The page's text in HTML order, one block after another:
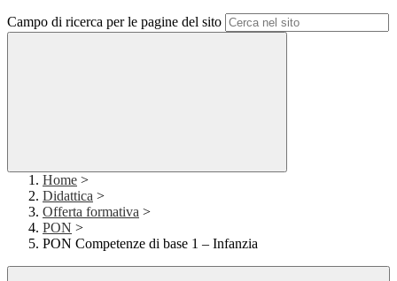
Campo di ricerca per le pagine del sito
Home >
Didattica >
Offerta formativa >
PON >
PON Competenze di base 1 – Infanzia